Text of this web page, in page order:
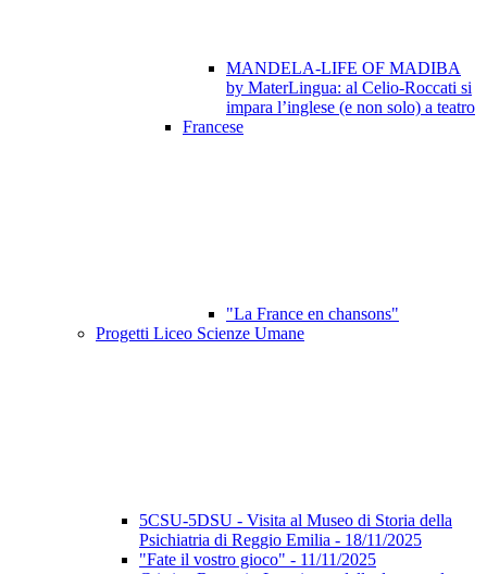
MANDELA-LIFE OF MADIBA
by MaterLingua: al Celio-Roccati si
impara l’inglese (e non solo) a teatro
Francese
"La France en chansons"
Progetti Liceo Scienze Umane
5CSU-5DSU - Visita al Museo di Storia della
Psichiatria di Reggio Emilia - 18/11/2025
"Fate il vostro gioco" - 11/11/2025